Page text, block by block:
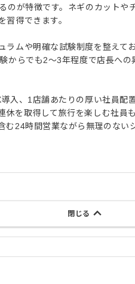
のが特徴です。ネギのカットや
習得できます。
ラムや明確な試験制度を整えて
からでも2〜3年程度で店長への
入、1店舗あたりの厚い社員配
休を取得して旅行を楽しむ社員
む24時間営業ながら無理のない
閉じる